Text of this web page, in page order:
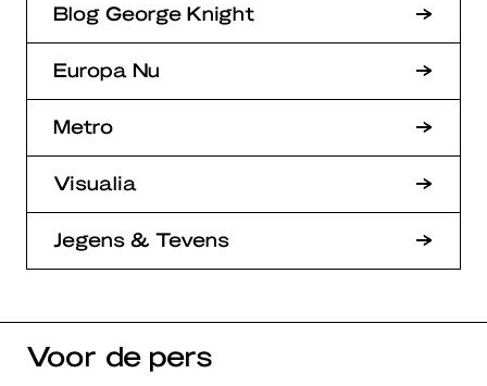
Blog George Knight
Europa Nu
Metro
Visualia
Jegens & Tevens
Voor de pers